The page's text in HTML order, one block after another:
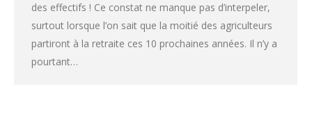
des effectifs ! Ce constat ne manque pas d’interpeler,
surtout lorsque l’on sait que la moitié des agriculteurs
partiront à la retraite ces 10 prochaines années. Il n’y a
pourtant…